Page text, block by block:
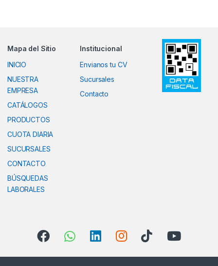
Mapa del Sitio
INICIO
NUESTRA
EMPRESA
CATÁLOGOS
PRODUCTOS
CUOTA DIARIA
SUCURSALES
CONTACTO
BÚSQUEDAS
LABORALES
Institucional
Envianos tu CV
Sucursales
Contacto